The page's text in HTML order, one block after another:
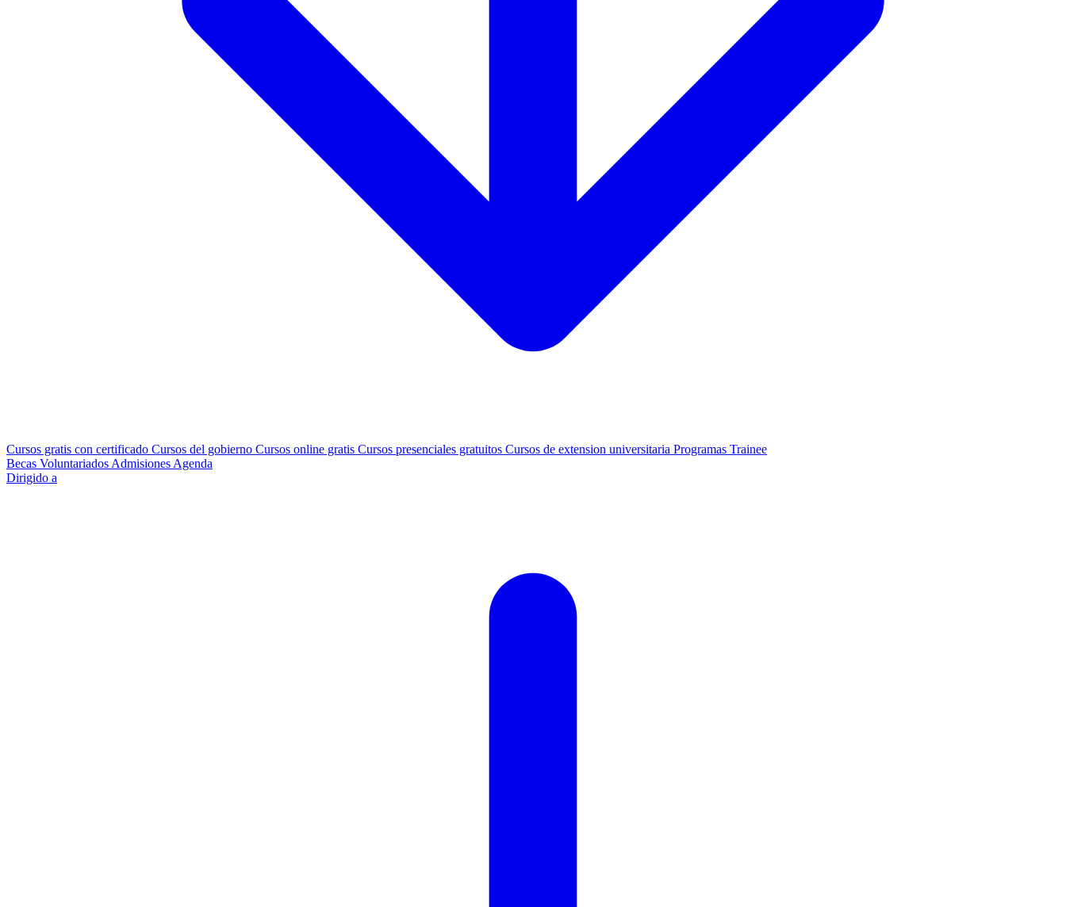
Cursos gratis con certificado Cursos del gobierno Cursos online gratis Cursos presenciales gratuitos Cursos de extension universitaria Programas Trainee
Becas Voluntariados Admisiones Agenda
Dirigido a